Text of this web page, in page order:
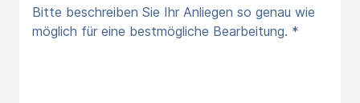
Bitte beschreiben Sie Ihr Anliegen so genau wie
möglich für eine bestmögliche Bearbeitung. *